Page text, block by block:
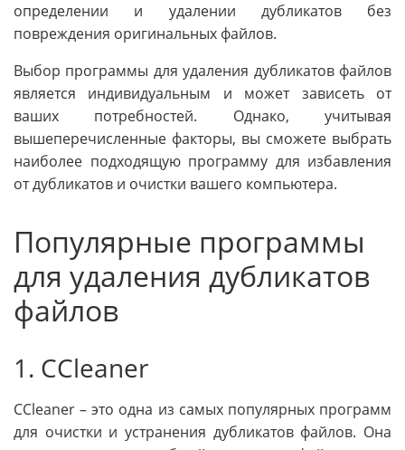
определении и удалении дубликатов без
повреждения оригинальных файлов.
Выбор программы для удаления дубликатов файлов
является индивидуальным и может зависеть от
ваших потребностей. Однако, учитывая
вышеперечисленные факторы, вы сможете выбрать
наиболее подходящую программу для избавления
от дубликатов и очистки вашего компьютера.
Популярные программы
для удаления дубликатов
файлов
1. CCleaner
CCleaner – это одна из самых популярных программ
для очистки и устранения дубликатов файлов. Она